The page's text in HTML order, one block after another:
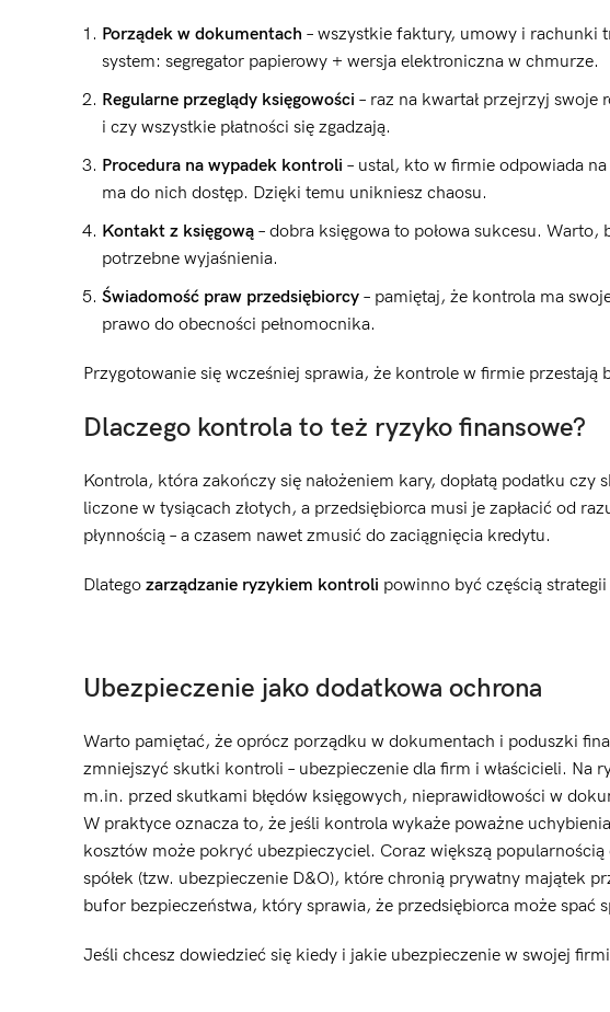
Porządek w dokumentach – wszystkie faktury, umowy i rachunki
system: segregator papierowy + wersja elektroniczna w chmurze.
Regularne przeglądy księgowości – raz na kwartał przejrzyj
i czy wszystkie płatności się zgadzają.
Procedura na wypadek kontroli – ustal, kto w firmie odpowiada
ma do nich dostęp. Dzięki temu unikniesz chaosu.
Kontakt z księgową – dobra księgowa to połowa sukcesu.
potrzebne wyjaśnienia.
Świadomość praw przedsiębiorcy – pamiętaj, że kontrola ma
prawo do obecności pełnomocnika.
Przygotowanie się wcześniej sprawia, że kontrole w firmie przestają
Dlaczego kontrola to też ryzyko finansowe?
Kontrola, która zakończy się nałożeniem kary, dopłatą podatku czy
liczone w tysiącach złotych, a przedsiębiorca musi je zapłacić od
płynnością – a czasem nawet zmusić do zaciągnięcia kredytu.
Dlatego zarządzanie ryzykiem kontroli powinno być częścią
Ubezpieczenie jako dodatkowa ochrona
Warto pamiętać, że oprócz porządku w dokumentach i poduszki
zmniejszyć skutki kontroli – ubezpieczenie dla firm i właścicieli. Na
m.in. przed skutkami błędów księgowych, nieprawidłowości w
W praktyce oznacza to, że jeśli kontrola wykaże poważne
kosztów może pokryć ubezpieczyciel. Coraz większą popularnością
spółek (tzw. ubezpieczenie D&O), które chronią prywatny majątek
bufor bezpieczeństwa, który sprawia, że przedsiębiorca może spać
Jeśli chcesz dowiedzieć się kiedy i jakie ubezpieczenie w swojej